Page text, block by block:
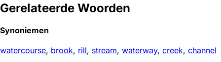
Gerelateerde Woorden
Synoniemen
watercourse, brook, rill, stream, waterway, creek, channel